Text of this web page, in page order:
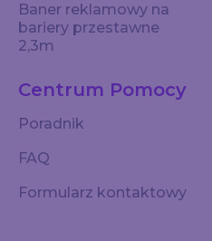
Baner reklamowy na
bariery przestawne
2,3m
Centrum Pomocy
Poradnik
FAQ
Formularz kontaktowy